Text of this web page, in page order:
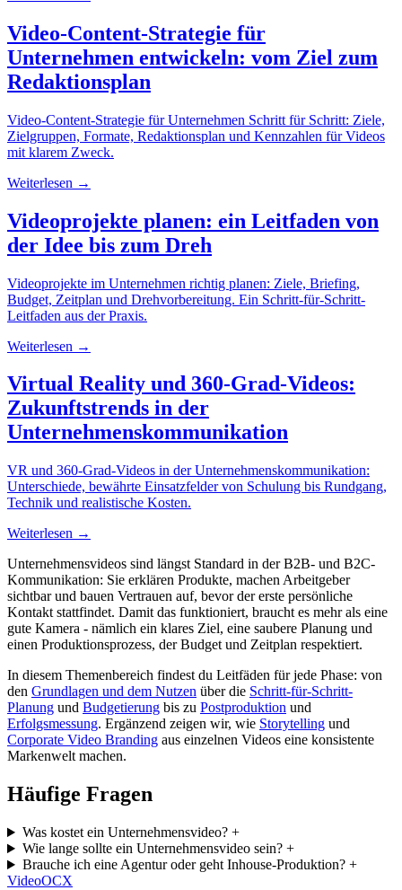
Video-Content-Strategie für
Unternehmen entwickeln: vom Ziel zum
Redaktionsplan
Video-Content-Strategie für Unternehmen Schritt für Schritt: Ziele,
Zielgruppen, Formate, Redaktionsplan und Kennzahlen für Videos
mit klarem Zweck.
Weiterlesen →
Videoprojekte planen: ein Leitfaden von
der Idee bis zum Dreh
Videoprojekte im Unternehmen richtig planen: Ziele, Briefing,
Budget, Zeitplan und Drehvorbereitung. Ein Schritt-für-Schritt-
Leitfaden aus der Praxis.
Weiterlesen →
Virtual Reality und 360-Grad-Videos:
Zukunftstrends in der
Unternehmenskommunikation
VR und 360-Grad-Videos in der Unternehmenskommunikation:
Unterschiede, bewährte Einsatzfelder von Schulung bis Rundgang,
Technik und realistische Kosten.
Weiterlesen →
Unternehmensvideos sind längst Standard in der B2B- und B2C-
Kommunikation: Sie erklären Produkte, machen Arbeitgeber
sichtbar und bauen Vertrauen auf, bevor der erste persönliche
Kontakt stattfindet. Damit das funktioniert, braucht es mehr als eine
gute Kamera - nämlich ein klares Ziel, eine saubere Planung und
einen Produktionsprozess, der Budget und Zeitplan respektiert.
In diesem Themenbereich findest du Leitfäden für jede Phase: von
den Grundlagen und dem Nutzen über die Schritt-für-Schritt-
Planung und Budgetierung bis zu Postproduktion und
Erfolgsmessung. Ergänzend zeigen wir, wie Storytelling und
Corporate Video Branding aus einzelnen Videos eine konsistente
Markenwelt machen.
Häufige Fragen
Was kostet ein Unternehmensvideo?+
Wie lange sollte ein Unternehmensvideo sein?+
Brauche ich eine Agentur oder geht Inhouse-Produktion?+
VideoOCX